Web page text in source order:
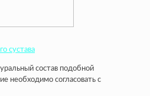
сустава
состав подобной
необходимо согласовать с